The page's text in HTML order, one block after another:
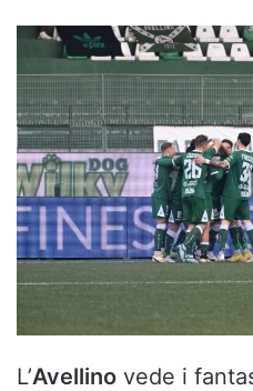
L’Avellino vede i